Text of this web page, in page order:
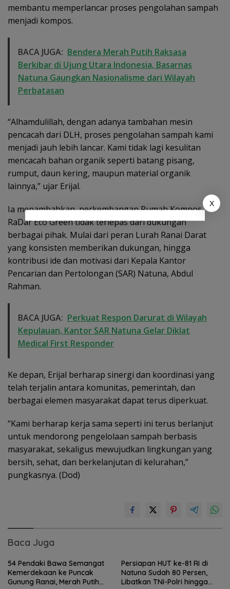
membantu memperlancar proses pengolahan sampah
menjadi kompos.
BACA JUGA: Bendera Merah Putih Raksasa
Berkibar di Ujung Utara Indonesia, Basarnas
Natuna Gaungkan Nasionalisme dari Wilayah
Perbatasan
“Alhamdulillah, dengan adanya tambahan mesin
pencacah dari DLH, proses pengolahan sampah kami
menjadi jauh lebih lancar. Kami tidak lagi kesulitan
mencacah bahan organik seperti batang pisang,
rumput, daun kering, maupun material organik
lainnya,” ujar Erijal.
Ia menambahkan, perkembangan Rumah Kompos
RaDar Eco Green tidak terlepas dari dukungan
berbagai pihak. Mulai dari peran Lurah Ranai Darat
yang konsisten memberikan dukungan, hingga
kontribusi ide dan motivasi dari Kepala Kantor
Pencarian dan Pertolongan (SAR) Natuna, Abdul
Rahman.
BACA JUGA: Perkuat Respon Darurat di Wilayah
Kepulauan, Kantor SAR Natuna Gelar Diklat
Medical First Responder
Ke depan, Erijal berharap sinergi dan koordinasi yang
telah terjalin antara komunitas, pemerintah, dan
berbagai elemen masyarakat dapat terus diperkuat.
“Kami berharap kerja sama seperti ini terus berlanjut
untuk mendorong pengelolaan sampah berbasis
masyarakat, sekaligus mewujudkan lingkungan yang
bersih, sehat, dan berkelanjutan di kelurahan,”
pungkasnya. (Dod)
Baca Juga
54 Pendaki Bawa Semangat
Kemerdekaan ke Puncak
Gunung Ranai, Merah Putih
Persiapan HUT ke-81 RI di
Natuna Sudah 80 Persen,
Libatkan TNI-Polri hingga
X